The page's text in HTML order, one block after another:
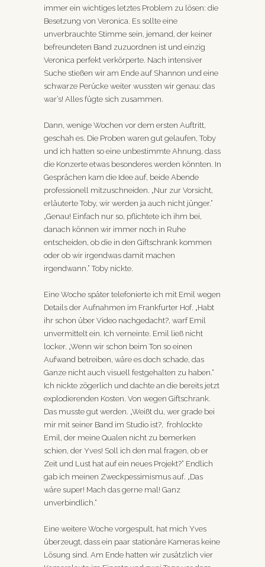
immer ein wichtiges letztes Problem zu lösen: die
Besetzung von Veronica. Es sollte eine
unverbrauchte Stimme sein, jemand, der keiner
befreundeten Band zuzuordnen ist und einzig
Veronica perfekt verkörperte. Nach intensiver
Suche stießen wir am Ende auf Shannon und eine
schwarze Perücke weiter wussten wir genau: das
war’s! Alles fügte sich zusammen.
Dann, wenige Wochen vor dem ersten Auftritt,
geschah es. Die Proben waren gut gelaufen, Toby
und ich hatten so eine unbestimmte Ahnung, dass
die Konzerte etwas besonderes werden könnten. In
Gesprächen kam die Idee auf, beide Abende
professionell mitzuschneiden. „Nur zur Vorsicht,
erläuterte Toby, wir werden ja auch nicht jünger.“
„Genau! Einfach nur so, pflichtete ich ihm bei,
danach können wir immer noch in Ruhe
entscheiden, ob die in den Giftschrank kommen
oder ob wir irgendwas damit machen
irgendwann.“ Toby nickte.
Eine Woche später telefonierte ich mit Emil wegen
Details der Aufnahmen im Frankfurter Hof. „Habt
ihr schon über Video nachgedacht?, warf Emil
unvermittelt ein. Ich verneinte. Emil ließ nicht
locker. „Wenn wir schon beim Ton so einen
Aufwand betreiben, wäre es doch schade, das
Ganze nicht auch visuell festgehalten zu haben.“
Ich nickte zögerlich und dachte an die bereits jetzt
explodierenden Kosten. Von wegen Giftschrank.
Das musste gut werden. „Weißt du, wer grade bei
mir mit seiner Band im Studio ist?, frohlockte
Emil, der meine Qualen nicht zu bemerken
schien, der Yves! Soll ich den mal fragen, ob er
Zeit und Lust hat auf ein neues Projekt?“ Endlich
gab ich meinen Zweckpessimismus auf. „Das
wäre super! Mach das gerne mal! Ganz
unverbindlich.“
Eine weitere Woche vorgespult, hat mich Yves
überzeugt, dass ein paar stationäre Kameras keine
Lösung sind. Am Ende hatten wir zusätzlich vier